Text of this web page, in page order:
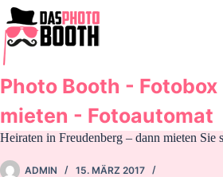
Zum
Inhalt
springen
Photo Booth - Fotobox
mieten - Fotoautomat
Heiraten in Freudenberg – dann mieten Sie
ADMIN
15. MÄRZ 2017